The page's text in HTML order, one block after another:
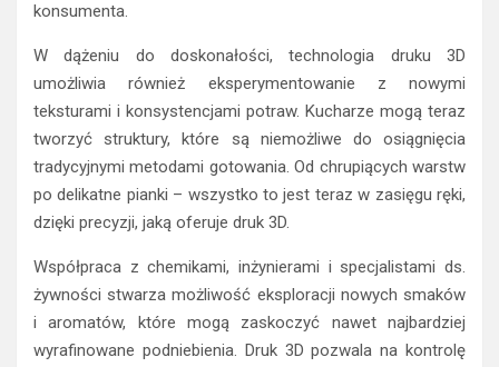
konsumenta.
W dążeniu do doskonałości, technologia druku 3D
umożliwia również eksperymentowanie z nowymi
teksturami i konsystencjami potraw. Kucharze mogą teraz
tworzyć struktury, które są niemożliwe do osiągnięcia
tradycyjnymi metodami gotowania. Od chrupiących warstw
po delikatne pianki – wszystko to jest teraz w zasięgu ręki,
dzięki precyzji, jaką oferuje druk 3D.
Współpraca z chemikami, inżynierami i specjalistami ds.
żywności stwarza możliwość eksploracji nowych smaków
i aromatów, które mogą zaskoczyć nawet najbardziej
wyrafinowane podniebienia. Druk 3D pozwala na kontrolę